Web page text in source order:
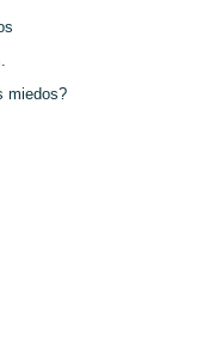
miedos?